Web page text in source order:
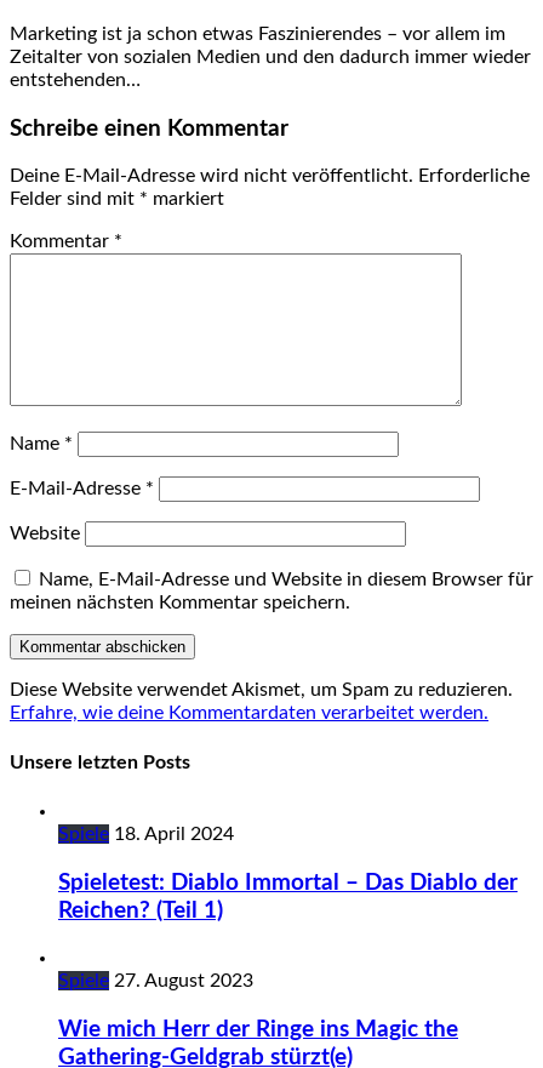
Marketing ist ja schon etwas Faszinierendes – vor allem im
Zeitalter von sozialen Medien und den dadurch immer wieder
entstehenden…
Schreibe einen Kommentar
Deine E-Mail-Adresse wird nicht veröffentlicht. Erforderliche
Felder sind mit * markiert
Kommentar *
Name *
E-Mail-Adresse *
Website
Name, E-Mail-Adresse und Website in diesem Browser für
meinen nächsten Kommentar speichern.
Diese Website verwendet Akismet, um Spam zu reduzieren.
Erfahre, wie deine Kommentardaten verarbeitet werden.
Unsere letzten Posts
Spiele 18. April 2024
Spieletest: Diablo Immortal – Das Diablo der
Reichen? (Teil 1)
Spiele 27. August 2023
Wie mich Herr der Ringe ins Magic the
Gathering-Geldgrab stürzt(e)